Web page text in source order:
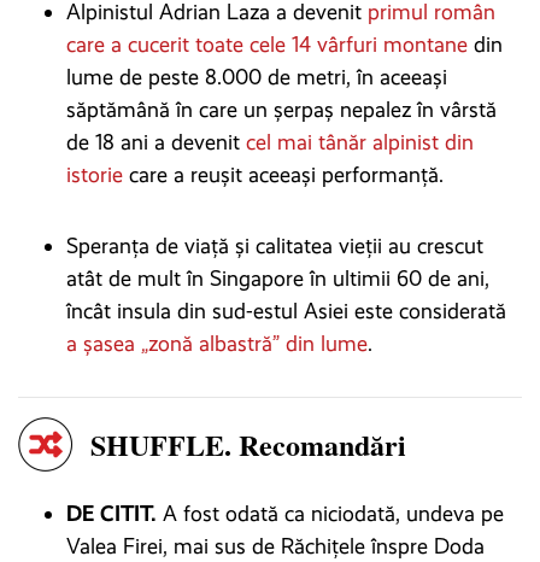
Alpinistul Adrian Laza a devenit primul român
care a cucerit toate cele 14 vârfuri montane din
lume de peste 8.000 de metri, în aceeași
săptămână în care un șerpaș nepalez în vârstă
de 18 ani a devenit cel mai tânăr alpinist din
istorie care a reușit aceeași performanță.
Speranța de viață și calitatea vieții au crescut
atât de mult în Singapore în ultimii 60 de ani,
încât insula din sud-estul Asiei este considerată
a șasea „zonă albastră” din lume.
SHUFFLE. Recomandări
DE CITIT. A fost odată ca niciodată, undeva pe
Valea Firei, mai sus de Răchițele înspre Doda